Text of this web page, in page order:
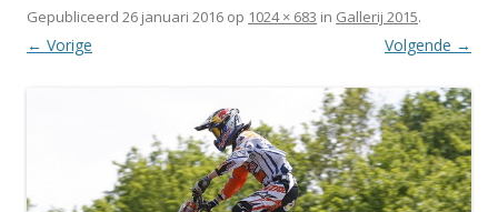
Gepubliceerd 26 januari 2016 op 1024 × 683 in Gallerij 2015.
← Vorige Volgende →